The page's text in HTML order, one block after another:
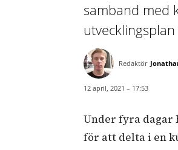
samband med
Redaktör
12 april, 2021 – 17:53
Under fyra dagar
för att delta i en